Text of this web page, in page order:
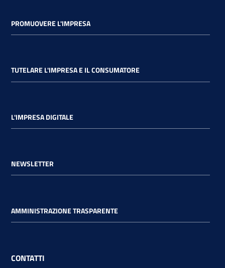
PROMUOVERE L'IMPRESA
TUTELARE L'IMPRESA E IL CONSUMATORE
L'IMPRESA DIGITALE
NEWSLETTER
AMMINISTRAZIONE TRASPARENTE
CONTATTI